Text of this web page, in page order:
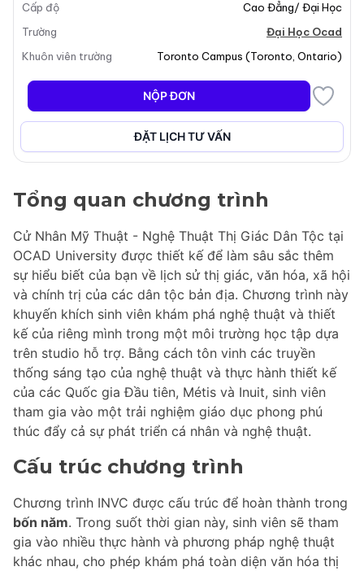
Tổng quan chương trình
Cử Nhân Mỹ Thuật - Nghệ Thuật Thị Giác Dân Tộc tại
OCAD University được thiết kế để làm sâu sắc thêm
sự hiểu biết của bạn về lịch sử thị giác, văn hóa, xã hội
và chính trị của các dân tộc bản địa. Chương trình này
khuyến khích sinh viên khám phá nghệ thuật và thiết
kế của riêng mình trong một môi trường học tập dựa
trên studio hỗ trợ. Bằng cách tôn vinh các truyền
thống sáng tạo của nghệ thuật và thực hành thiết kế
của các Quốc gia Đầu tiên, Métis và Inuit, sinh viên
tham gia vào một trải nghiệm giáo dục phong phú
thúc đẩy cả sự phát triển cá nhân và nghệ thuật.
Cấu trúc chương trình
Chương trình INVC được cấu trúc để hoàn thành trong
bốn năm. Trong suốt thời gian này, sinh viên sẽ tham
gia vào nhiều thực hành và phương pháp nghệ thuật
khác nhau, cho phép khám phá toàn diện văn hóa thị
Cấp độ
Cao Đẳng/ Đại Học
Trường
Đại Học Ocad
Khuôn viên trường
Toronto Campus (Toronto Ontario)
NỘP ĐƠN
ĐẶT LỊCH TƯ VẤN